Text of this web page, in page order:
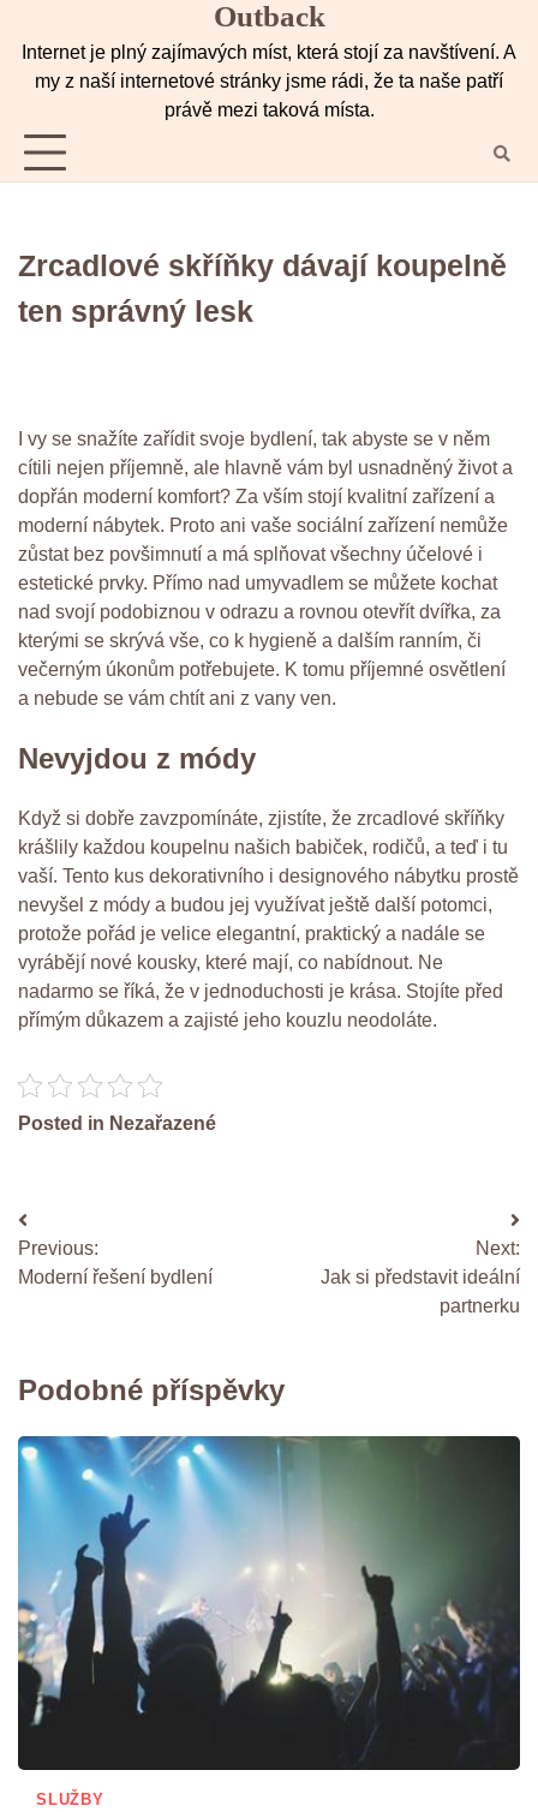
Outback
Internet je plný zajímavých míst, která stojí za navštívení. A
my z naší internetové stránky jsme rádi, že ta naše patří
právě mezi taková místa.
Zrcadlové skříňky dávají koupelně
ten správný lesk
I vy se snažíte zařídit svoje bydlení, tak abyste se v něm
cítili nejen příjemně, ale hlavně vám byl usnadněný život a
dopřán moderní komfort? Za vším stojí kvalitní zařízení a
moderní nábytek. Proto ani vaše sociální zařízení nemůže
zůstat bez povšimnutí a má splňovat všechny účelové i
estetické prvky. Přímo nad umyvadlem se můžete kochat
nad svojí podobiznou v odrazu a rovnou otevřít dvířka, za
kterými se skrývá vše, co k hygieně a dalším ranním, či
večerným úkonům potřebujete. K tomu příjemné osvětlení
a nebude se vám chtít ani z vany ven.
Nevyjdou z módy
Když si dobře zavzpomínáte, zjistíte, že zrcadlové skříňky
krášlily každou koupelnu našich babiček, rodičů, a teď i tu
vaší. Tento kus dekorativního i designového nábytku prostě
nevyšel z módy a budou jej využívat ještě další potomci,
protože pořád je velice elegantní, praktický a nadále se
vyrábějí nové kousky, které mají, co nabídnout. Ne
nadarmo se říká, že v jednoduchosti je krása. Stojíte před
přímým důkazem a zajisté jeho kouzlu neodoláte.
Posted in Nezařazené
Navigace
pro
Previous:
Moderní řešení bydlení
Next:
Jak si představit ideální
partnerku
Podobné příspěvky
SLUŽBY